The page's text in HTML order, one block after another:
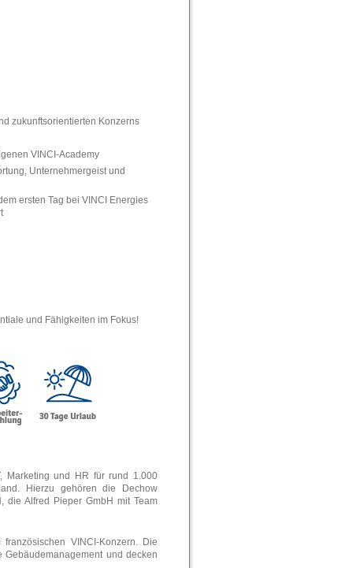
zukunftsorientierten Konzerns
VINCI-Academy
Unternehmergeist und
ersten Tag bei VINCI Energies
und Fähigkeiten im Fokus!
Marketing und HR für rund 1.000
Hierzu gehören die Dechow
die Alfred Pieper GmbH mit Team
VINCI-Konzern. Die
und decken